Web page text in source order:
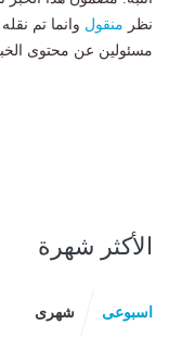
نظر منقول وانما تم
مسئولين عن محتوى
الأكثر شهرة
اسبوعى شهرى